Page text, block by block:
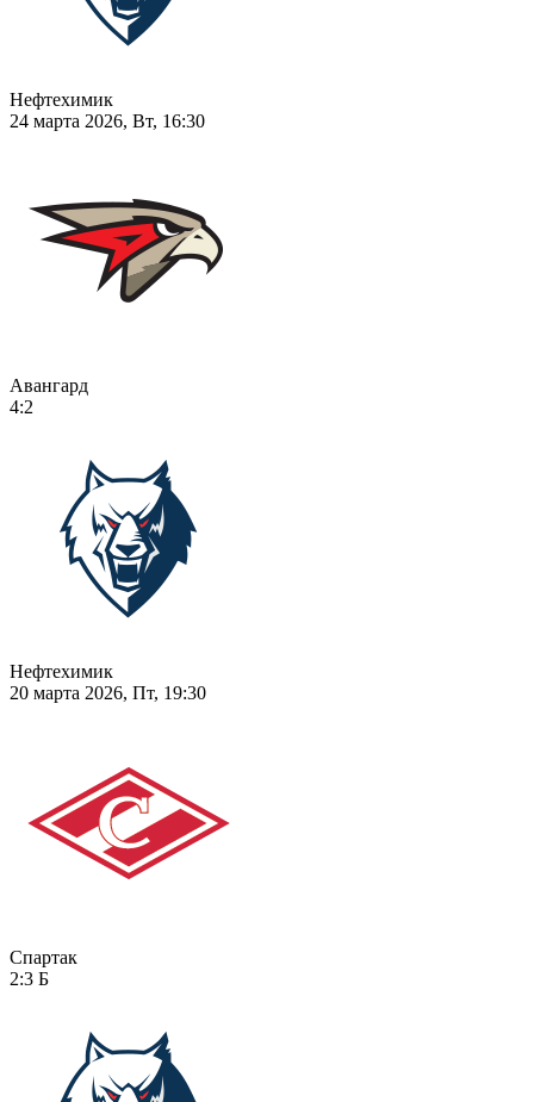
Нефтехимик
24 марта 2026, Вт, 16:30
Авангард
4:2
Нефтехимик
20 марта 2026, Пт, 19:30
Спартак
2:3 Б